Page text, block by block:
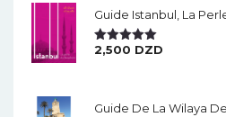
Guide Istanbul, La
Note5.00
2,500 DZD
Guide De La Wilaya